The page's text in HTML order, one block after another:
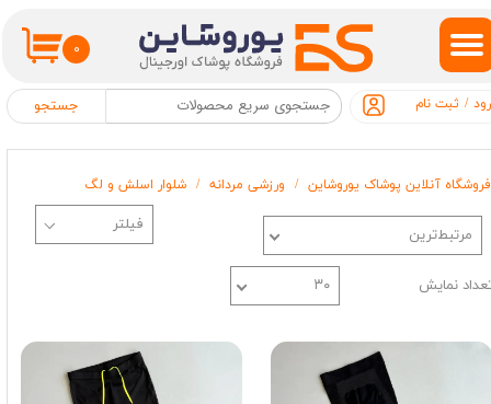
۰
جستجو / ثبت نام
حساب کاربری من
تغییر گذر واژه
سفارشات
خروج از حساب کاربری
فروشگاه آنلاین پوشاک یوروشاین ورزشی مردانه شلوار اسلش و لگ
مرتبط‌ترین
نمایش ۳۰